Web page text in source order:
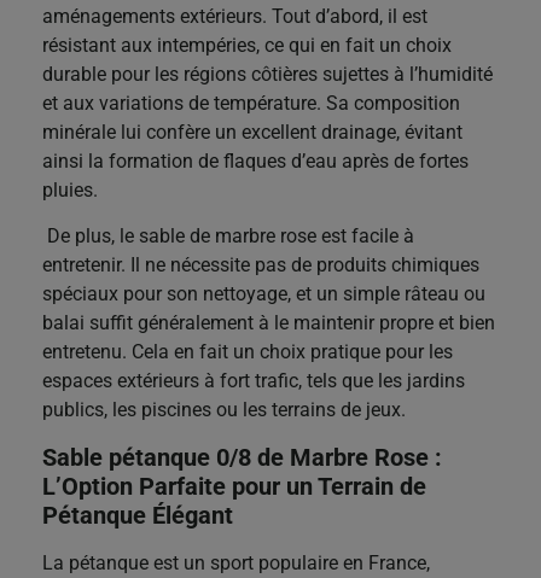
aménagements extérieurs. Tout d’abord, il est
résistant aux intempéries, ce qui en fait un choix
durable pour les régions côtières sujettes à l’humidité
et aux variations de température. Sa composition
minérale lui confère un excellent drainage, évitant
ainsi la formation de flaques d’eau après de fortes
pluies.
De plus, le sable de marbre rose est facile à
entretenir. Il ne nécessite pas de produits chimiques
spéciaux pour son nettoyage, et un simple râteau ou
balai suffit généralement à le maintenir propre et bien
entretenu. Cela en fait un choix pratique pour les
espaces extérieurs à fort trafic, tels que les jardins
publics, les piscines ou les terrains de jeux.
Sable pétanque 0/8 de Marbre Rose :
L’Option Parfaite pour un Terrain de
Pétanque Élégant
La pétanque est un sport populaire en France,